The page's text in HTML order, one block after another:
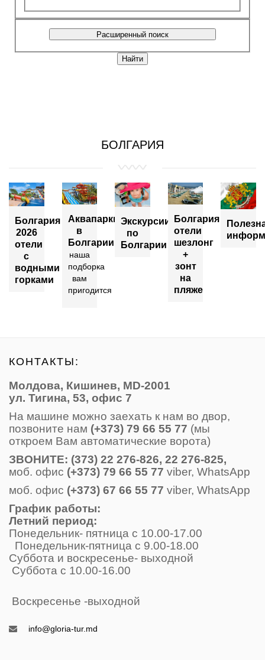
БОЛГАРИЯ
Болгария
2026
отели
с
водными
горками
Аквапарки
в
Болгарии
наша
подборка
вам
пригодится
Экскурсии
по
Болгарии
Болгария
отели
шезлонг
+
зонт
на
пляже
КОНТАКТЫ:
Молдова, Кишинев, MD-2001
ул. Тигина, 53, офис 7
На машине можно заехать к нам во двор,
позвоните нам (+373) 79 66 55 77 (мы
откроем Вам автоматические ворота)
ЗВОНИТE: (373) 22 276-826, 22 276-825,
моб. офис (+373) 79 66 55 77 viber, WhatsApp
моб. офис (+373) 67 66 55 77 viber, WhatsApp
График работы:
Летний период:
Понедельник- пятница с 10.00-17.00
Понедельник-пятница с 9.00-18.00
Суббота и воскресенье- выходной
Суббота с 10.00-16.00
Воскресенье -выходной
info@gloria-tur.md